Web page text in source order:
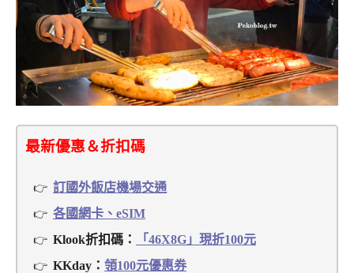
最新優惠＆折扣碼
訂國外飯店機場交通
各國網卡、eSIM
Klook折扣碼：
「46X8G」現折100元
KKday： 領100元優惠券